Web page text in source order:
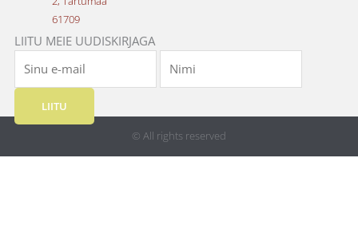
61709
LIITU MEIE UUDISKIRJAGA
LIITU
© All rights reserved